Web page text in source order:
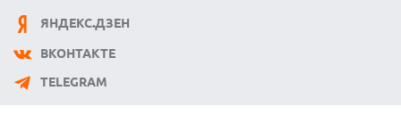
ЯНДЕКС.ДЗЕН
ВКОНТАКТЕ
TELEGRAM